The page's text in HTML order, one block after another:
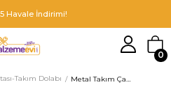
Havale İndirimi!
0
Takım Dolabı